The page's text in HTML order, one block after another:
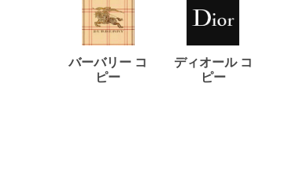
バーバリー コ
ピー
ディオール コ
ピー